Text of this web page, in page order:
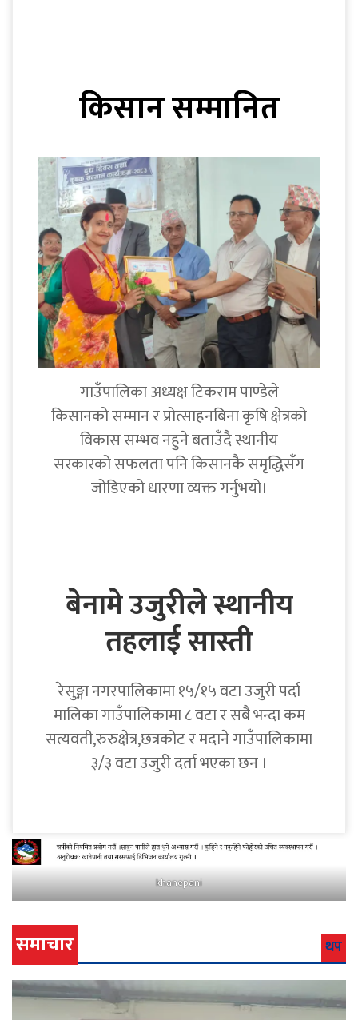
किसान सम्मानित
गाउँपालिका अध्यक्ष टिकराम पाण्डेले
किसानको सम्मान र प्रोत्साहनबिना कृषि क्षेत्रको
विकास सम्भव नहुने बताउँदै स्थानीय
सरकारको सफलता पनि किसानकै समृद्धिसँग
जोडिएको धारणा व्यक्त गर्नुभयो।
बेनामे उजुरीले स्थानीय
तहलाई सास्ती
रेसुङ्गा नगरपालिकामा १५/१५ वटा उजुरी पर्दा
मालिका गाउँपालिकामा ८ वटा र सबै भन्दा कम
सत्यवती,रुरुक्षेत्र,छत्रकोट र मदाने गाउँपालिकामा
३/३ वटा उजुरी दर्ता भएका छन ।
khanepani
समाचार थप